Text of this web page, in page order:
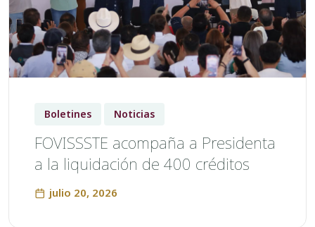
Boletines Noticias
FOVISSSTE acompaña a Presidenta
a la liquidación de 400 créditos
julio 20, 2026